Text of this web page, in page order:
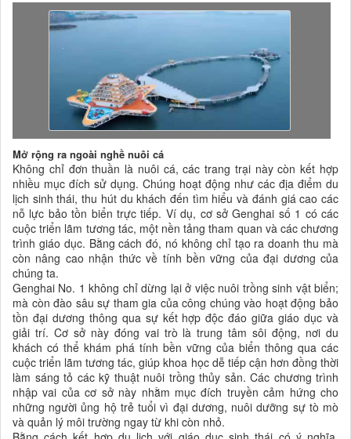
Mở rộng ra ngoài nghề nuôi cá
Không chỉ đơn thuần là nuôi cá, các trang trại này còn kết hợp
nhiều mục đích sử dụng. Chúng hoạt động như các địa điểm du
lịch sinh thái, thu hút du khách đến tìm hiểu và đánh giá cao các
nỗ lực bảo tồn biển trực tiếp. Ví dụ, cơ sở Genghai số 1 có các
cuộc triển lãm tương tác, một nền tảng tham quan và các chương
trình giáo dục. Bằng cách đó, nó không chỉ tạo ra doanh thu mà
còn nâng cao nhận thức về tính bền vững của đại dương của
chúng ta.
Genghai No. 1 không chỉ dừng lại ở việc nuôi trồng sinh vật biển;
mà còn đào sâu sự tham gia của công chúng vào hoạt động bảo
tồn đại dương thông qua sự kết hợp độc đáo giữa giáo dục và
giải trí. Cơ sở này đóng vai trò là trung tâm sôi động, nơi du
khách có thể khám phá tính bền vững của biển thông qua các
cuộc triển lãm tương tác, giúp khoa học dễ tiếp cận hơn đồng thời
làm sáng tỏ các kỹ thuật nuôi trồng thủy sản. Các chương trình
nhập vai của cơ sở này nhằm mục đích truyền cảm hứng cho
những người ủng hộ trẻ tuổi vì đại dương, nuôi dưỡng sự tò mò
và quản lý môi trường ngay từ khi còn nhỏ.